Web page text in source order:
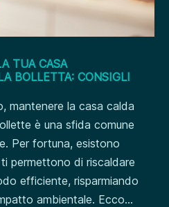
TUA CASA
BOLLETTA: CONSIGLI
mantenere la casa calda
è una sfida comune
Per fortuna, esistono
permettono di riscaldare
efficiente, risparmiando
ambientale. Ecco...